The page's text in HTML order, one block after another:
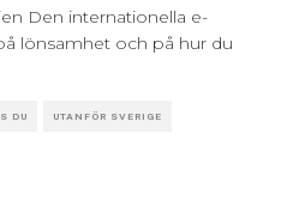
Den internationella e-
lönsamhet och på hur du
DU UTANFÖR SVERIGE